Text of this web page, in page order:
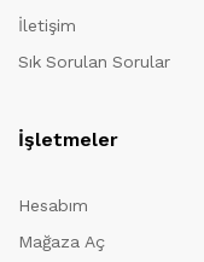
İletişim
Sık Sorulan Sorular
İşletmeler
Hesabım
Mağaza Aç